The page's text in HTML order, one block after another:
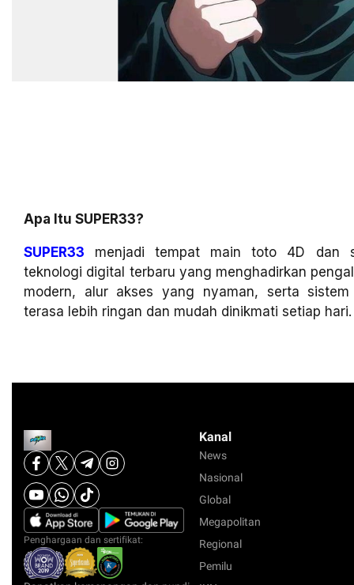
Apa Itu SUPER33?
SUPER33 menjadi tempat main toto 4D dan
teknologi digital terbaru yang menghadirkan
modern, alur akses yang nyaman, serta
terasa lebih ringan dan mudah dinikmati setiap hari.
Penghargaan dan sertifikat:
Kanal
News
Nasional
Global
Megapolitan
Regional
Pemilu